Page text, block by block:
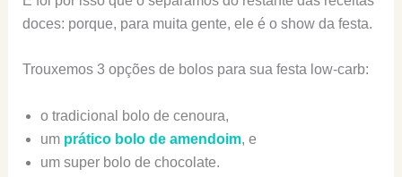
doces: porque, para muita gente, ele é o show da festa.
Trouxemos 3 opções de bolos para sua festa low-carb:
o tradicional bolo de cenoura,
um prático bolo de amendoim, e
um super bolo de chocolate.